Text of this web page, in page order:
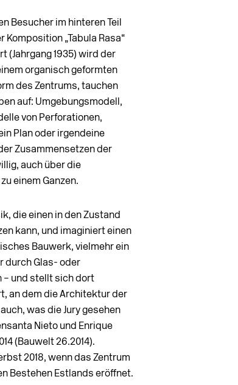
Besucher im hinteren Teil
„Tabula Rasa“
(Jahrgang 1935) wird der
organisch geformten
des Zentrums, tauchen
auf: Umgebungsmodell,
von Perforationen,
Plan oder irgend­eine
Zusammensetzen der
auch über die
einem Ganzen.
die einen in den Zustand
kann, und imaginiert einen
Bauwerk, vielmehr ein
durch Glas- oder
– und stellt sich dort
an dem die Architektur der
was die Jury gesehen
Nieto und Enrique
(Bauwelt 26.2014).
2018, wenn das Zentrum
Bestehen Estlands eröffnet.